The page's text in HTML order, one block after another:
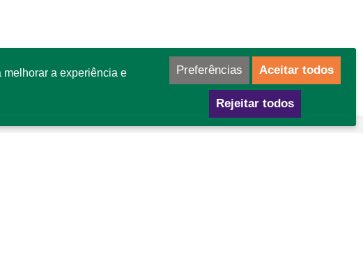
a experiência e
Preferências Aceitar todos
Rejeitar todos